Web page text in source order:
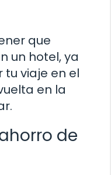
que
un hotel, ya
viaje en el
en la
de